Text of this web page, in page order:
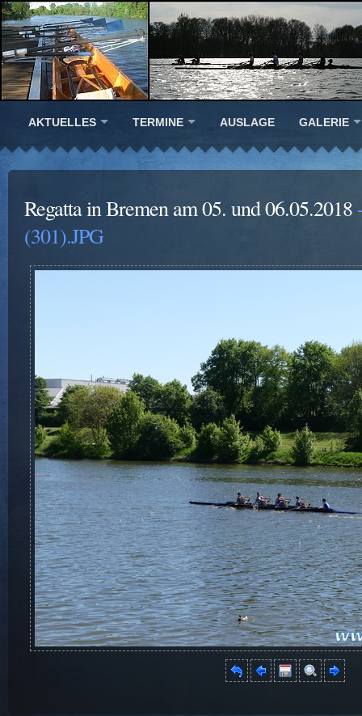
AKTUELLES TERMINE AUSLAGE GALERIE
Regatta in Bremen am 05. und 06.05.2018
(301).JPG